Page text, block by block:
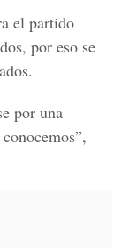
el partido
por eso se
por una